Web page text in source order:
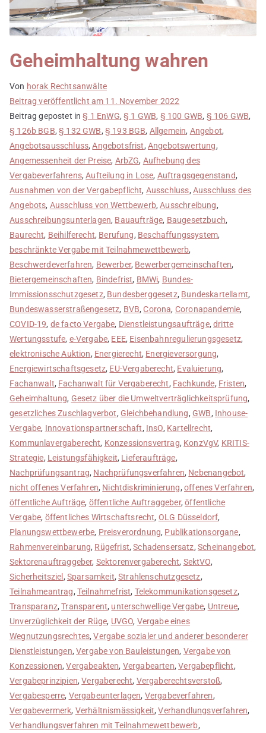
Geheimhaltung wahren
Von horak Rechtsanwälte
Beitrag veröffentlicht am 11. November 2022
Beitrag gepostet in§ 1 EnWG,§ 1 GWB, § 100 GWB, § 106 GWB,
§ 126b BGB,§ 132 GWB, § 193 BGB, Allgemein, Angebot,
Angebotsausschluss,Angebotsfrist, Angebotswertung,
Angemessenheit der Preise, ArbZG, Aufhebung des
Vergabeverfahrens,Aufteilung in Lose, Auftragsgegenstand,
Ausnahmen von der Vergabepflicht, Ausschluss, Ausschluss des
Angebots, Ausschluss von Wettbewerb,Ausschreibung,
Ausschreibungsunterlagen, Bauaufträge, Baugesetzbuch,
Baurecht, Beihilferecht, Berufung, Beschaffungssystem,
beschränkte Vergabe mit Teilnahmewettbewerb,
Beschwerdeverfahren, Bewerber, Bewerbergemeinschaften,
Bietergemeinschaften, Bindefrist, BMWi, Bundes-
Immissionsschutzgesetz, Bundesberggesetz, Bundeskartellamt,
Bundeswasserstraßengesetz, BVB,Corona, Coronapandemie,
COVID-19, de facto Vergabe, Dienstleistungsaufträge,dritte
Wertungsstufe, e-Vergabe, EEE, Eisenbahnregulierungsgesetz,
elektronische Auktion, Energierecht, Energieversorgung,
Energiewirtschaftsgesetz, EU-Vergaberecht, Evaluierung,
Fachanwalt, Fachanwalt für Vergaberecht, Fachkunde, Fristen,
Geheimhaltung, Gesetz über die Umweltverträglichkeitsprüfung,
gesetzliches Zuschlagverbot, Gleichbehandlung, GWB, Inhouse-
Vergabe, Innovationspartnerschaft, InsO, Kartellrecht,
Kommunlavergaberecht, Konzessionsvertrag, KonzVgV, KRITIS-
Strategie, Leistungsfähigkeit, Lieferaufträge,
Nachprüfungsantrag, Nachprüfungsverfahren, Nebenangebot,
nicht offenes Verfahren, Nichtdiskriminierung,offenes Verfahren,
öffentliche Aufträge, öffentliche Auftraggeber,öffentliche
Vergabe, öffentliches Wirtschaftsrecht, OLG Düsseldorf,
Planungswettbewerbe, Preisverordnung, Publikationsorgane,
Rahmenvereinbarung, Rügefrist,Schadensersatz,Scheinangebot,
Sektorenauftraggeber, Sektorenvergaberecht, SektVO,
Sicherheitsziel , Sparsamkeit,Strahlenschutzgesetz,
Teilnahmeantrag, Teilnahmefrist, Telekommunikationsgesetz,
Transparanz,Transparent, unterschwellige Vergabe, Untreue,
Unverzüglichkeit der Rüge, UVGO, Vergabe eines
Wegnutzungsrechtes,Vergabe sozialer und anderer besonderer
Dienstleistungen,Vergabe von Bauleistungen, Vergabe von
Konzessionen,Vergabeakten, Vergabearten,Vergabepflicht,
Vergabeprinzipien,Vergaberecht, Vergaberechtsverstoß,
Vergabesperre, Vergabeunterlagen, Vergabeverfahren,
Vergabevermerk, Verhältnismässigkeit,Verhandlungsverfahren,
Verhandlungsverfahren mit Teilnahmewettbewerb,